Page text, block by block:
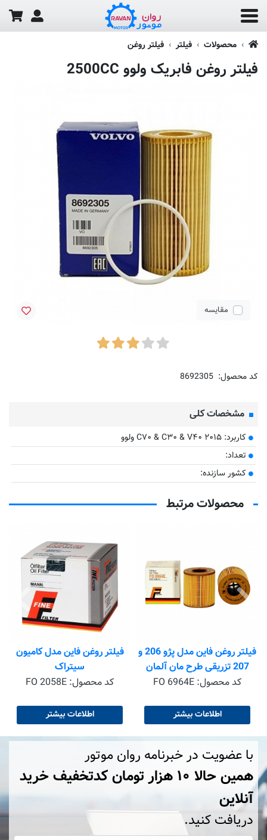
محصولات فیلتر فیلتر روغن
فیلتر روغن فابریک ولوو 2500CC
مقایسه
کد محصول: 8692305
مشخصات کلی
کاربرد: C۷۰ & C۳۰ & V۴۰ ۲۰۱۵ ولوو
تعداد:
کشور سازنده:
محصولات مرتبط
فیلتر روغن فاین مدل پژو 206 و
207 تزریقی طرح مان آلمان
کد محصول: FO 6964E
اطلاعات بیشتر
فیلتر روغن فاین مدل کامیون
سیتراک
کد محصول: FO 2058E
اطلاعات بیشتر
با عضویت در خبرنامه روان موتور
همین حالا ۱۰ هزار تومان کد‌تخفیف خرید
آنلاین
دریافت کنید.